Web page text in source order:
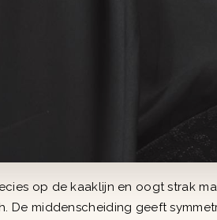
op de kaaklijn en oogt strak
De middenscheiding geeft